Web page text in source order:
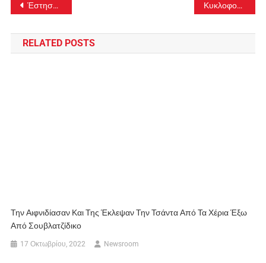
άρθρων
Έστησαν καρτέρι και ξυλοκόπησαν πλαστικό χειρουργό Κυκλοφοριακές ρυθμίσεις σε Μεταμόρφωση και Κηφισιά
RELATED POSTS
Την Αιφνιδίασαν Και Της Έκλεψαν Την Τσάντα Από Τα Χέρια Έξω
Από Σουβλατζίδικο
17 Οκτωβρίου, 2022 Newsroom